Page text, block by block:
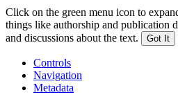
Click on the green menu icon to
things like authorship and publication
and discussions about the text.
Got It
Controls
Navigation
Metadata